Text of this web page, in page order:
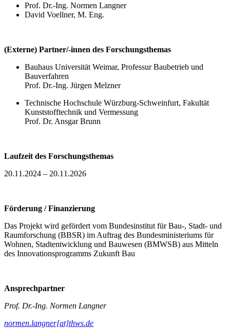
Prof. Dr.-Ing. Normen Langner
David Voellner, M. Eng.
(Externe) Partner/-innen des Forschungsthemas
Bauhaus Universität Weimar, Professur Baubetrieb und
Bauverfahren
Prof. Dr.-Ing. Jürgen Melzner
Technische Hochschule Würzburg-Schweinfurt, Fakultät
Kunststofftechnik und Vermessung
Prof. Dr. Ansgar Brunn
Laufzeit des Forschungsthemas
20.11.2024 – 20.11.2026
Förderung / Finanzierung
Das Projekt wird gefördert vom Bundesinstitut für Bau-, Stadt- und
Raumforschung (BBSR) im Auftrag des Bundesministeriums für
Wohnen, Stadtentwicklung und Bauwesen (BMWSB) aus Mitteln
des Innovationsprogramms Zukunft Bau
Ansprechpartner
Prof. Dr.-Ing. Normen Langner
normen.langner[at]thws.de